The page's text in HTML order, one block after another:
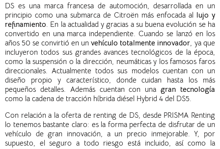
DS es una marca francesa de automoción, desarrollada en un
principio como una submarca de Citroën más enfocada al lujo y
refinamiento . En la actualidad y gracias a su buena evolución se ha
convertido en una marca independiente. Cuando se lanzó en los
años 50 se convirtió en un vehículo totalmente innovador , ya que
incluyeron todos sus grandes avances tecnológicos de la época,
como la suspensión o la dirección, neumáticas y los famosos faros
direccionales. Actualmente todos sus modelos cuentan con un
diseño propio y característico, donde cuidan hasta los más
pequeños detalles. Además cuentan con una gran tecnología
como la cadena de tracción híbrida diésel Hybrid 4 del DS5.
Con relación a la oferta de renting de DS, desde PRISMA Renting
lo tenemos bastante claro: es la forma perfecta de disfrutar de un
vehículo de gran innovación, a un precio inmejorable. Y, por
supuesto, el seguro a todo riesgo está incluido, así como la